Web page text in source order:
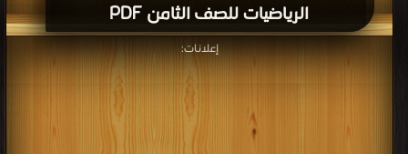
الرياضيات للصف الثامن PDF
إعلانات: